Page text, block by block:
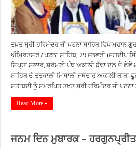
ਤਖ਼ਤ ਸ੍ਰੀ ਹਰਿਮੰਦਰ ਜੀ ਪਟਨਾ ਸਾਹਿਬ ਵਿਖੇ ਮਹਾਨ
ਅੰਮ੍ਰਿਤਸਰ / ਪਟਨਾ ਸਾਹਿਬ, 29 ਜਨਵਰੀ (ਜਗਦੀਪ
ਸਿਪ੍ਹਾ ਸਲਾਰ, ਸ਼੍ਰੋਮਣੀ ਪੰਥ ਅਕਾਲੀ ਬੁੱਢਾ ਦਲ ਦੇ
ਸਾਹਿਬ ਦੇ ਤਤਕਾਲੀ ਮਿਸਾਲੀ ਜਥੇਦਾਰ ਅਕਾਲੀ ਬਾਬਾ
ਸ਼ਤਾਬਦੀ ਨੂੰ ਸਮਰਪਿਤ ਤਖ਼ਤ ਸ੍ਰੀ ਹਰਿਮੰਦਰ ਜੀ ਪਟਨਾ
Read More »
ਜਨਮ ਦਿਨ ਮੁਬਾਰਕ –